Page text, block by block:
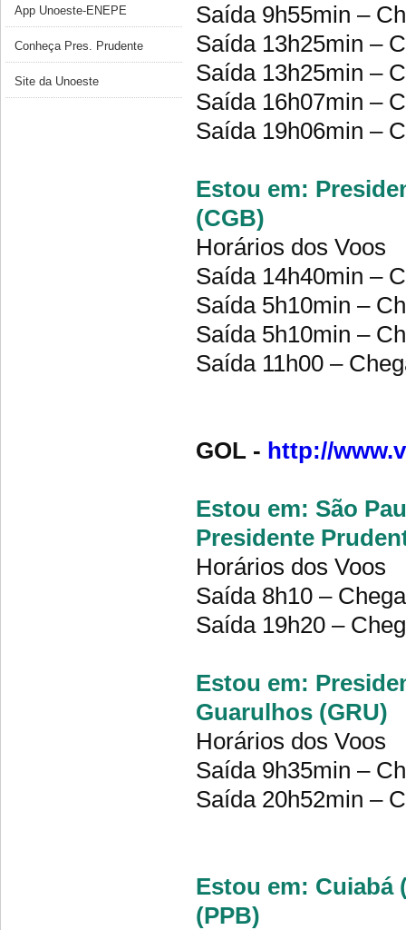
App Unoeste-ENEPE
Conheça Pres. Prudente
Site da Unoeste
Saída 9h55min –
Saída 13h25min –
Saída 13h25min –
Saída 16h07min –
Saída 19h06min –
Estou em:
(CGB)
Horários dos Voos
Saída 14h40min –
Saída 5h10min –
Saída 5h10min –
Saída 11h00 –
GOL - http://
Estou em: São
Presidente
Horários dos Voos
Saída 8h10 –
Saída 19h20 –
Estou em:
Guarulhos (GRU)
Horários dos Voos
Saída 9h35min –
Saída 20h52min –
Estou em: Cuiabá
(PPB)